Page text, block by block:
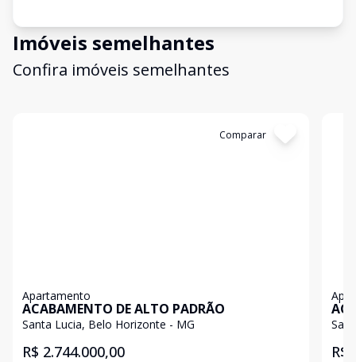
Imóveis semelhantes
Confira imóveis semelhantes
Comparar
Apartamento
ACABAMENTO DE ALTO PADRÃO
Santa Lucia, Belo Horizonte - MG
R$ 2.744.000,00 R$